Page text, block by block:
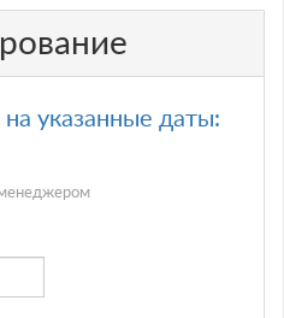
указанные даты:
менеджером